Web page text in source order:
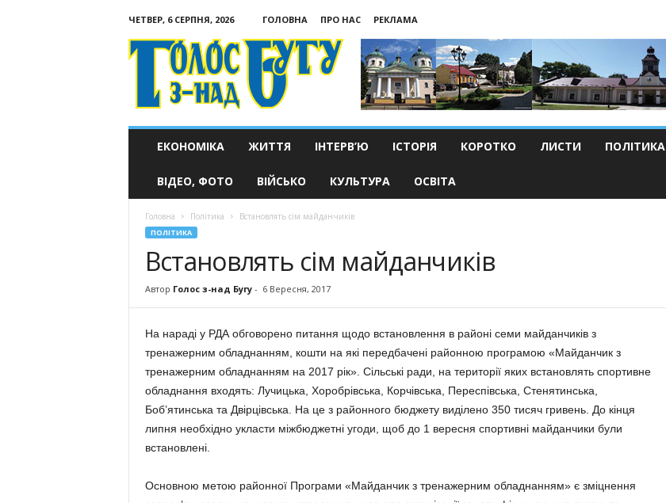
ЧЕТВЕР, 6 СЕРПНЯ, 2026 ГОЛОВНА ПРО НАС
РЕКЛАМА
Голос
з-
ЕКОНОМІКА ЖИТТЯ ІНТЕРВ’Ю ІСТОРІЯ КОРОТКО ЛИСТИ ПОЛІТИКА
ВІДЕО, ФОТО ВІЙСЬКО КУЛЬТУРА ОСВІТА
Головна Політика Встановлять сім майданчиків
ПОЛІТИКА
Встановлять сім майданчиків
Автор Голос з-над Бугу- 6 Вересня, 2017
На нараді у РДА обговорено питання щодо встановлення в районі семи майданчиків з
тренажерним обладнанням, кошти на які передбачені районною програмою «Майданчик з
тренажерним обладнанням на 2017 рік». Сільські ради, на території яких встановлять спортивне
обладнання входять: Лучицька, Хоробрівська, Корчівська, Переспівська, Стенятинська,
Боб’ятинська та Двірцівська. На це з районного бюджету виділено 350 тисяч гривень. До кінця
липня необхідно укласти міжбюджетні угоди, щоб до 1 вересня спортивні майданчики були
встановлені.
Основною метою районної Програми «Майданчик з тренажерним обладнанням» є зміцнення